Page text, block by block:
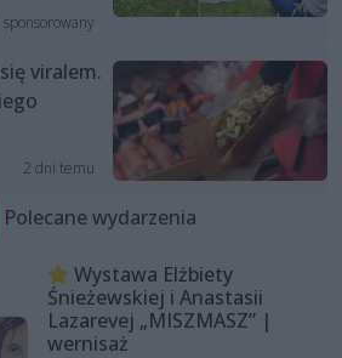
viralem.
2 dni temu
Polecane wydarzenia
Wystawa Elżbiety
Śnieżewskiej i Anastasii
Lazarevej „MISZMASZ” |
wernisaż